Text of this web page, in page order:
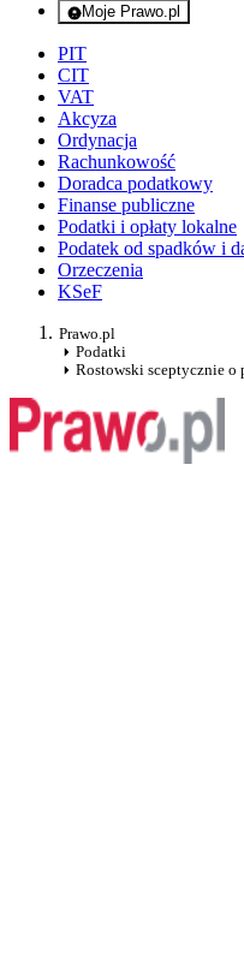
Moje Prawo.pl
- rejestracja i
PIT
CIT
VAT
Akcyza
Ordynacja
Rachunkowość
Doradca podatkowy
Finanse publiczne
Podatki i opłaty lokalne
Podatek od spadków i
Orzeczenia
KSeF
Prawo.pl
Podatki
Rostowski sceptycznie o